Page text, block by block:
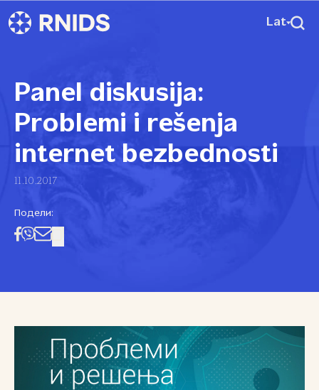
Lat
Panel diskusija:
Problemi i rešenja
internet bezbednosti
11.10.2017
Подели: